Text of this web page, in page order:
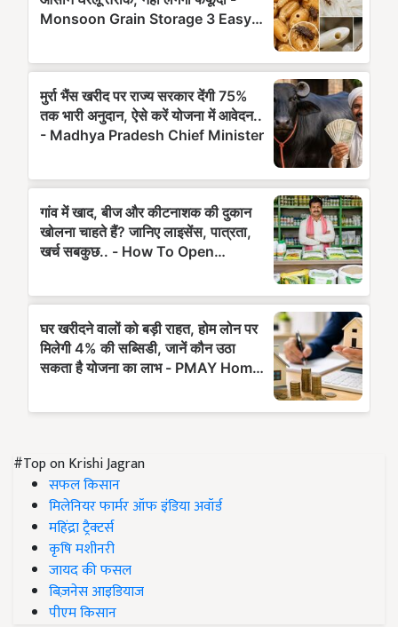
#Top on Krishi Jagran
सफल किसान
मिलेनियर फार्मर ऑफ इंडिया अवॉर्ड
महिंद्रा ट्रैक्टर्स
कृषि मशीनरी
जायद की फसल
बिज़नेस आइडियाज
पीएम किसान